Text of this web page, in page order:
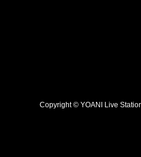
Copyright © YOANI Live